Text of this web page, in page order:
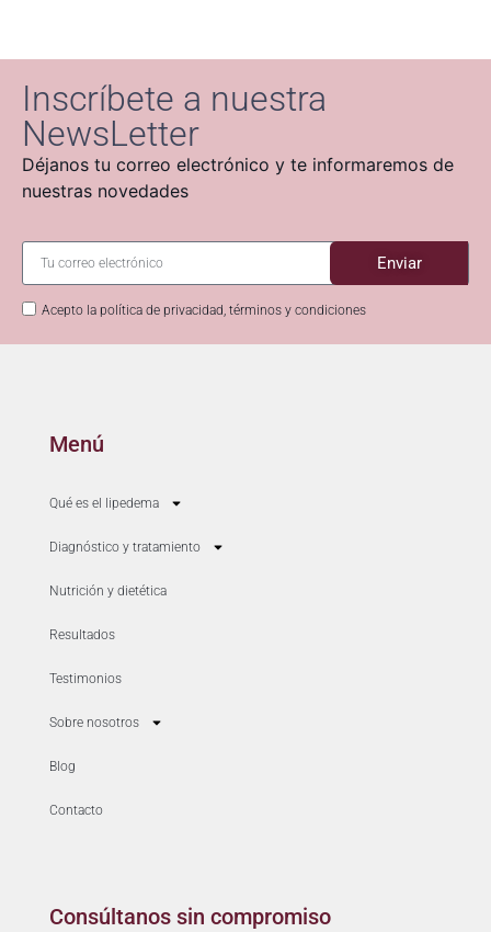
Inscríbete a nuestra
NewsLetter
Déjanos tu correo electrónico y te informaremos de
nuestras novedades
Acepto la política de privacidad, términos y condiciones
Enviar
Menú
Qué es el lipedema
Diagnóstico y tratamiento
Nutrición y dietética
Resultados
Testimonios
Sobre nosotros
Blog
Contacto
Consúltanos sin compromiso